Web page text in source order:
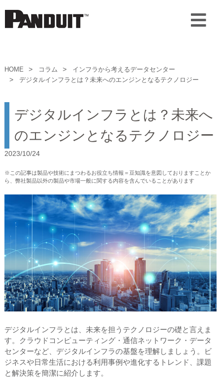
HOME コラム
インフラから考えるデータセンター
デジタルインフラとは？未来へのエンジンとなるテクノロジー
デジタルインフラとは？未来へ
のエンジンとなるテクノロジー
2023/10/24
※この記事は製品や技術にまつわるお役立ち情報＝豆知識を意図しておりますことか
ら、弊社製品以外の製品や市場一般に関する内容を含んでいることがあります
デジタルインフラとは、未来を担うテクノロジーの礎と言えま
す。クラウドコンピューティング・通信ネットワーク・データ
センターなど、デジタルインフラの基盤を理解しましょう。ビ
ジネスや日常生活における利用事例や進化するトレンド、課題
と解決策を簡潔に紹介します。